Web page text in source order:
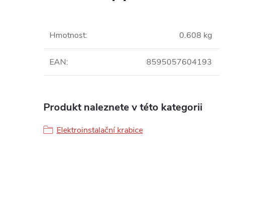
Hmotnost: 0.608 kg
EAN: 8595057604193
Produkt naleznete v této kategorii
Elektroinstalační krabice